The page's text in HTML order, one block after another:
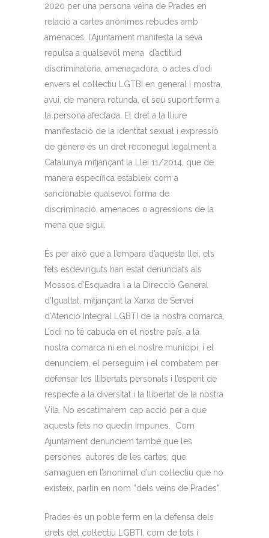
2020 per una persona veïna de Prades en
relació a cartes anònimes rebudes amb
amenaces, l’Ajuntament manifesta la seva
repulsa a qualsevol mena d’actitud
discriminatòria, amenaçadora, o actes d’odi
envers el col·lectiu LGTBI en general i mostra,
avui, de manera rotunda, el seu suport ferm a
la persona afectada. El dret a la lliure
manifestació de la identitat sexual i expressió
de gènere és un dret reconegut legalment a
Catalunya mitjançant la Llei 11/2014, que de
manera específica estableix com a
sancionable qualsevol forma de
discriminació, amenaces o agressions de la
mena que sigui.
És per això que a l’empara d’aquesta llei, els
fets esdevinguts han estat denunciats als
Mossos d’Esquadra i a la Direcció General
d’Igualtat, mitjançant la Xarxa de Servei
d’Atenció Integral LGBTI de la nostra comarca.
L’odi no té cabuda en el nostre país, a la
nostra comarca ni en el nostre municipi, i el
denunciem, el perseguim i el combatem per
defensar les llibertats personals i l’esperit de
respecte a la diversitat i la llibertat de la nostra
Vila. No escatimarem cap acció per a que
aquests fets no quedin impunes. Com
Ajuntament denunciem també que les
persones autores de les cartes, que
s’amaguen en l’anonimat d’un col·lectiu que no
existeix, parlin en nom “dels veïns de Prades”.
Prades és un poble ferm en la defensa dels
drets del col·lectiu LGBTI, com de tots i